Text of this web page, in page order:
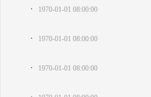
· 1970-01-01 08:00:00
· 1970-01-01 08:00:00
· 1970-01-01 08:00:00